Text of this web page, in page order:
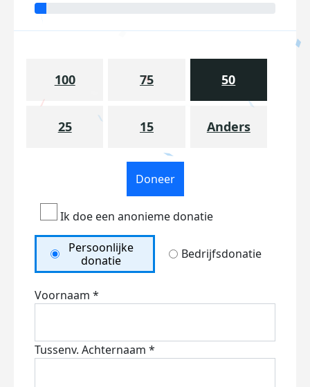
100 75 50
25 15 Anders
Doneer
Ik doe een anonieme donatie
Persoonlijke
donatie
Bedrijfsdonatie
Voornaam *
Tussenv. Achternaam *